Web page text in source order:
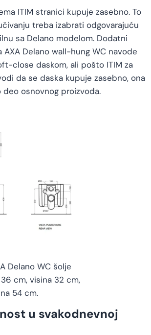
ITIM stranici kupuje zasebno. To
treba izabrati odgovarajuću
sa Delano modelom. Dodatni
AXA Delano wall-hung WC navode
close daskom, ali pošto ITIM za
da se daska kupuje zasebno, ona
osnovnog proizvoda.
Delano WC šolje
cm, visina 32 cm,
54 cm.
u svakodnevnoj